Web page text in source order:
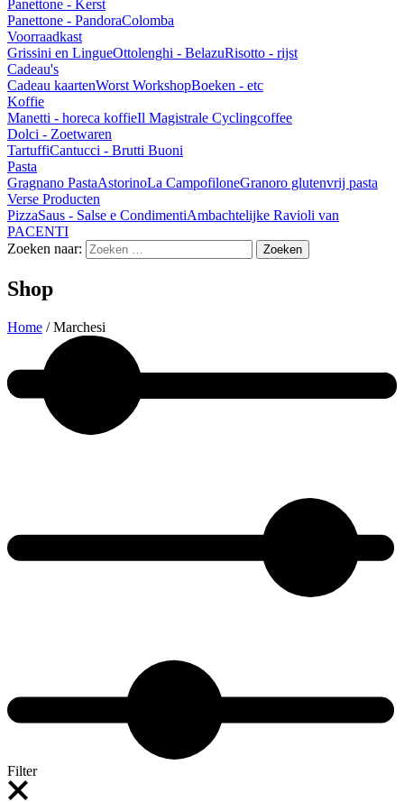
Panettone - Kerst
Panettone - PandoraColomba
Voorraadkast
Grissini en LingueOttolenghi - BelazuRisotto - rijst
Cadeau's
Cadeau kaartenWorst WorkshopBoeken - etc
Koffie
Manetti - horeca koffieIl Magistrale Cyclingcoffee
Dolci - Zoetwaren
TartuffiCantucci - Brutti Buoni
Pasta
Gragnano PastaAstorinoLa CampofiloneGranoro glutenvrij pasta
Verse Producten
PizzaSaus - Salse e CondimentiAmbachtelijke Ravioli van
PACENTI
Zoeken naar:
Shop
Home / Marchesi
Filter